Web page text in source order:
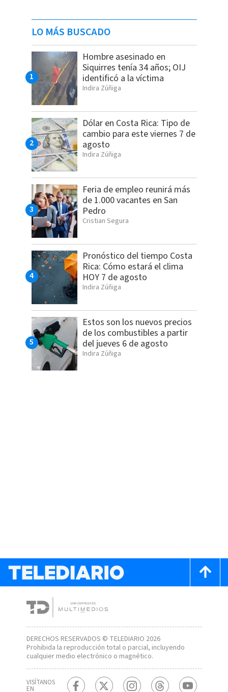
LO MÁS BUSCADO
Hombre asesinado en
Siquirres tenía 34 años; OIJ
identificó a la víctima
Indira Zúñiga
Dólar en Costa Rica: Tipo de
cambio para este viernes 7 de
agosto
Indira Zúñiga
Feria de empleo reunirá más
de 1.000 vacantes en San
Pedro
Cristian Segura
Pronóstico del tiempo Costa
Rica: Cómo estará el clima
HOY 7 de agosto
Indira Zúñiga
Estos son los nuevos precios
de los combustibles a partir
del jueves 6 de agosto
Indira Zúñiga
DERECHOS RESERVADOS © TELEDIARIO 2026
Prohibida la reproducción total o parcial, incluyendo
cualquier medio electrónico o magnético.
VISÍTANOS
EN